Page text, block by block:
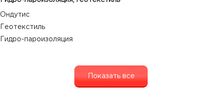
Ондутис
Геотекстиль
Гидро-пароизоляция
Показать все